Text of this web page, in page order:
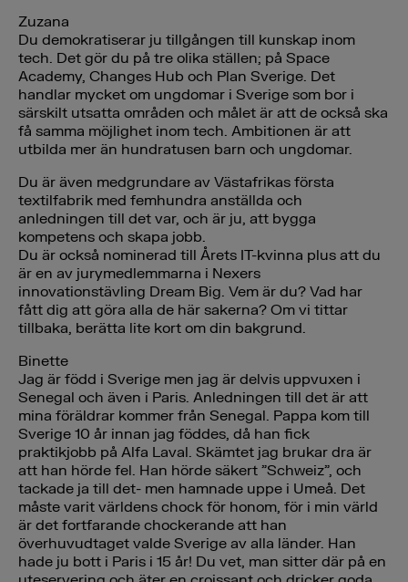
Zuzana
Du demokratiserar ju tillgången till kunskap inom
tech. Det gör du på tre olika ställen; på Space
Academy, Changes Hub och Plan Sverige. Det
handlar mycket om ungdomar i Sverige som bor i
särskilt utsatta områden och målet är att de också ska
få samma möjlighet inom tech. Ambitionen är att
utbilda mer än hundratusen barn och ungdomar.
Du är även medgrundare av Västafrikas första
textilfabrik med femhundra anställda och
anledningen till det var, och är ju, att bygga
kompetens och skapa jobb.
Du är också nominerad till Årets IT-kvinna plus att du
är en av jurymedlemmarna i Nexers
innovationstävling Dream Big. Vem är du? Vad har
fått dig att göra alla de här sakerna? Om vi tittar
tillbaka, berätta lite kort om din bakgrund.
Binette
Jag är född i Sverige men jag är delvis uppvuxen i
Senegal och även i Paris. Anledningen till det är att
mina föräldrar kommer från Senegal. Pappa kom till
Sverige 10 år innan jag föddes, då han fick
praktikjobb på Alfa Laval. Skämtet jag brukar dra är
att han hörde fel. Han hörde säkert ”Schweiz”, och
tackade ja till det- men hamnade uppe i Umeå. Det
måste varit världens chock för honom, för i min värld
är det fortfarande chockerande att han
överhuvudtaget valde Sverige av alla länder. Han
hade ju bott i Paris i 15 år! Du vet, man sitter där på en